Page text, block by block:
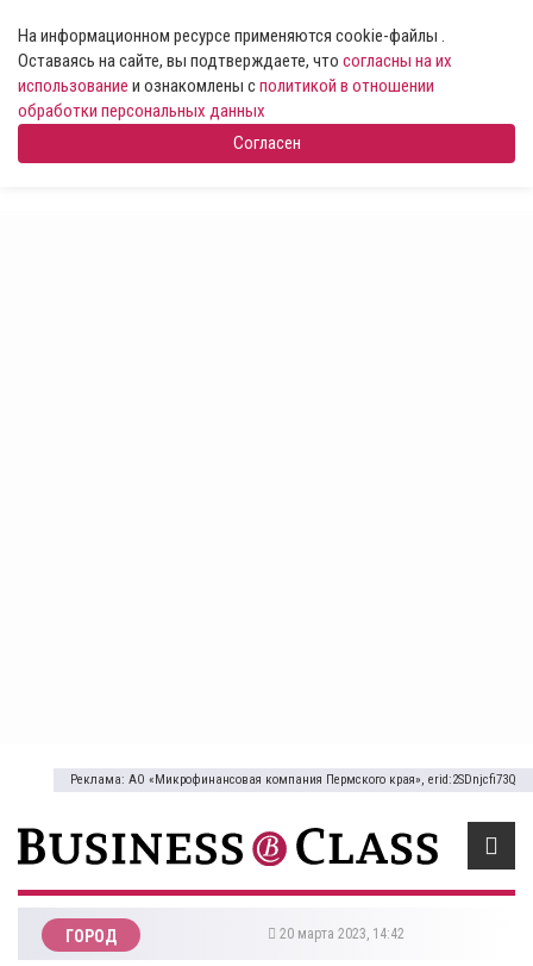
На информационном ресурсе применяются cookie-файлы .
Оставаясь на сайте, вы подтверждаете, что согласны на их
использование и ознакомлены сполитикой в отношении
обработки персональных данных
Согласен
Реклама: АО «Микрофинансовая компания Пермского края», erid:2SDnjcfi73Q
ГОРОД 20 марта 2023, 14:42